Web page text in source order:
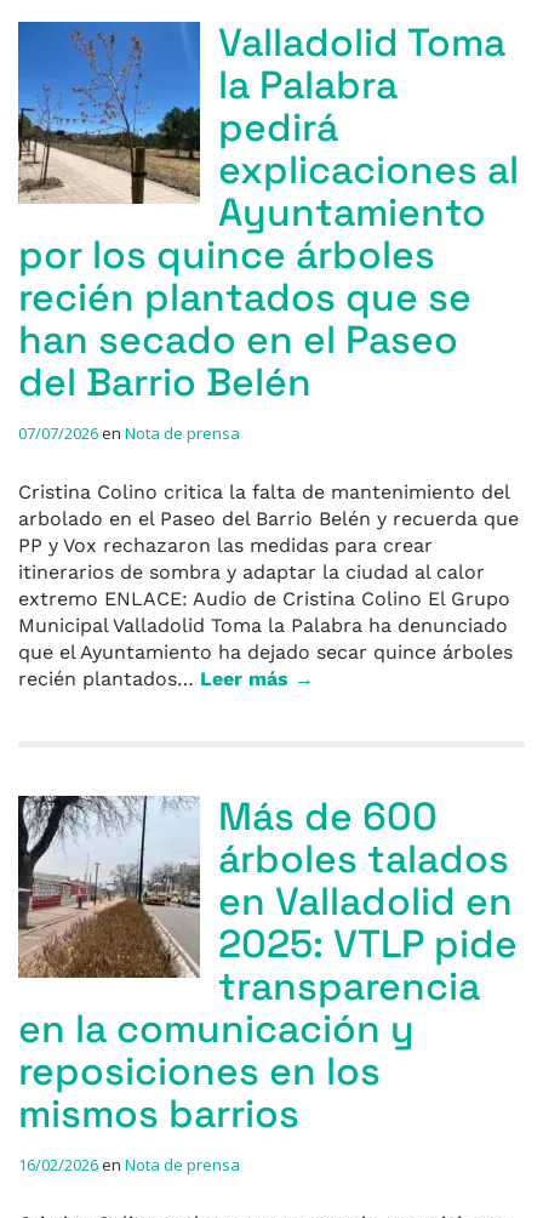
Valladolid Toma
la Palabra
pedirá
explicaciones al
Ayuntamiento
por los quince árboles
recién plantados que se
han secado en el Paseo
del Barrio Belén
07/07/2026en Nota de prensa
Cristina Colino critica la falta de mantenimiento del
arbolado en el Paseo del Barrio Belén y recuerda que
PP y Vox rechazaron las medidas para crear
itinerarios de sombra y adaptar la ciudad al calor
extremo ENLACE: Audio de Cristina Colino El Grupo
Municipal Valladolid Toma la Palabra ha denunciado
que el Ayuntamiento ha dejado secar quince árboles
recién plantados… Leer más →
Más de 600
árboles talados
en Valladolid en
2025: VTLP pide
transparencia
en la comunicación y
reposiciones en los
mismos barrios
16/02/2026en Nota de prensa